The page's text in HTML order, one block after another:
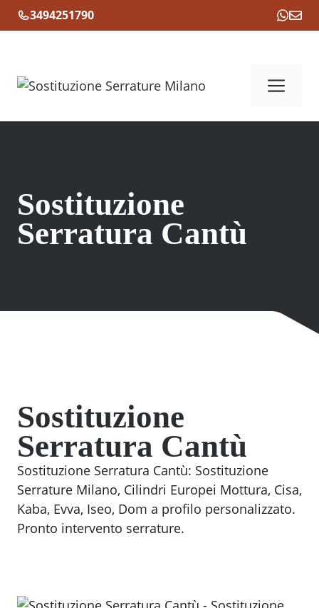
al
3494251790
Sostituzione
Serratura Cantù
Sostituzione
Serratura Cantù
Sostituzione Serratura Cantù: Sostituzione
Serrature Milano, Cilindri Europei Mottura, Cisa,
Kaba, Evva, Iseo, Dom a profilo personalizzato.
Pronto intervento serrature.